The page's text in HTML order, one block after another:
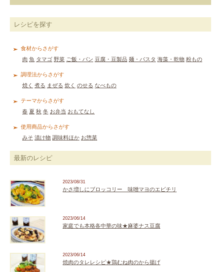
レシピを探す
食材からさがす
肉 魚 タマゴ 野菜 ご飯・パン 豆腐・豆製品 麺・パスタ 海藻・乾物 粉もの
調理法からさがす
焼く 煮る まぜる 炊く のせる なべもの
テーマからさがす
春 夏 秋 冬 お弁当 おもてなし
使用商品からさがす
みそ 漬け物 調味料ほか お惣菜
最新のレシピ
2023/08/31
かさ増しにブロッコリー 味噌マヨのエビチリ
2023/06/14
家庭でも本格各中華の味★麻婆ナス豆腐
2023/06/14
焼肉のタレレシピ★鶏むね肉のから揚げ